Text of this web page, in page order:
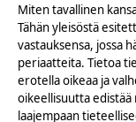
Miten tavallinen
Tähän yleisöstä
vastauksensa, jossa
periaatteita. Tietoa
erotella oikeaa ja
oikeellisuutta
laajempaan